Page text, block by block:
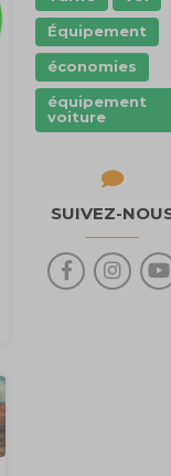
Équipement
économies
équipement
voiture
SUIVEZ-